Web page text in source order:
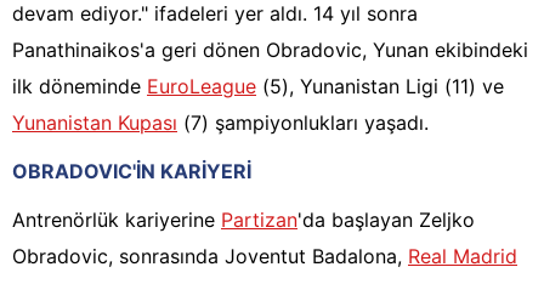
devam ediyor." ifadeleri yer aldı. 14 yıl sonra
Panathinaikos'a geri dönen Obradovic, Yunan ekibindeki
ilk döneminde EuroLeague (5), Yunanistan Ligi (11) ve
Yunanistan Kupası (7) şampiyonlukları yaşadı.
OBRADOVIC'İN KARİYERİ
Antrenörlük kariyerine Partizan'da başlayan Zeljko
Obradovic, sonrasında Joventut Badalona, Real Madrid